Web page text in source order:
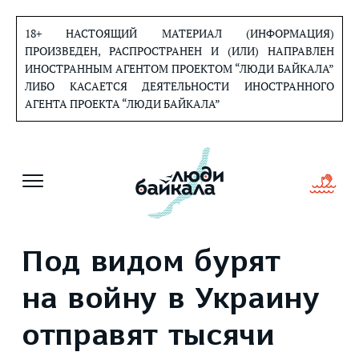
содержанию
18+ НАСТОЯЩИЙ МАТЕРИАЛ (ИНФОРМАЦИЯ)
ПРОИЗВЕДЕН, РАСПРОСТРАНЕН И (ИЛИ) НАПРАВЛЕН
ИНОСТРАННЫМ АГЕНТОМ ПРОЕКТОМ “ЛЮДИ БАЙКАЛА”
ЛИБО КАСАЕТСЯ ДЕЯТЕЛЬНОСТИ ИНОСТРАННОГО
АГЕНТА ПРОЕКТА “ЛЮДИ БАЙКАЛА”
Под видом бурят
на войну в Украину
отправят тысячи